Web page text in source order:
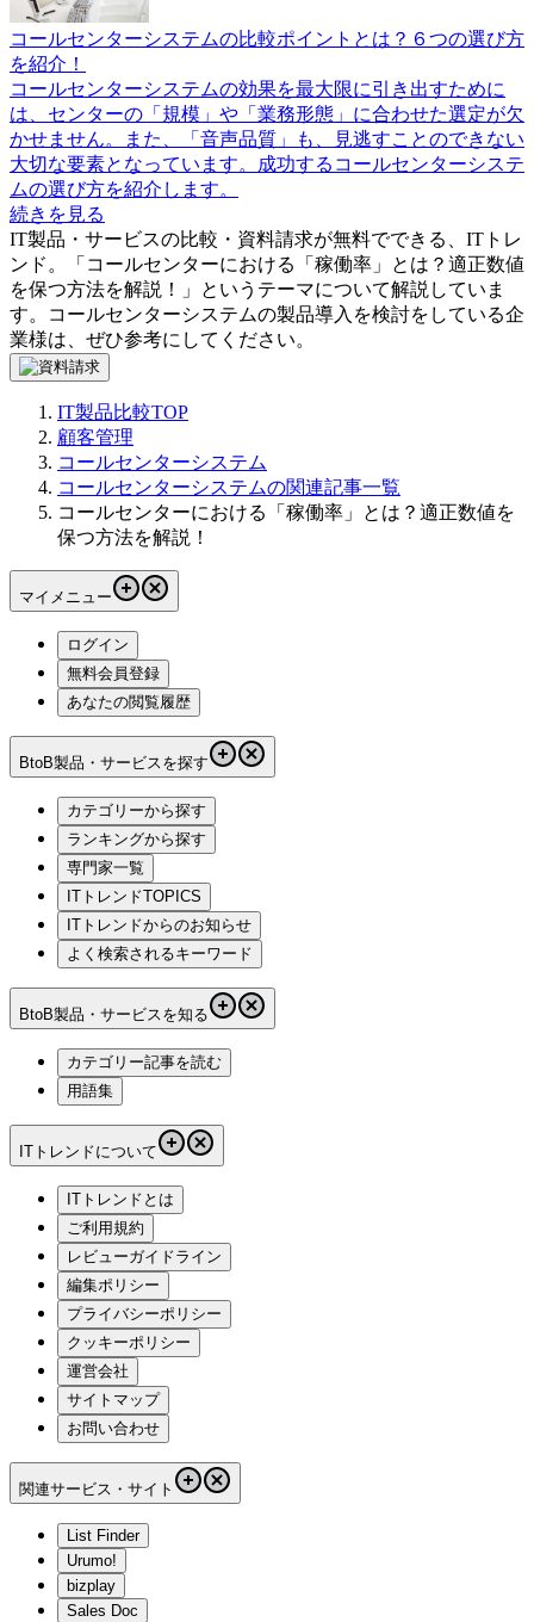
コールセンターシステムの比較ポイントとは？６つの選び方
を紹介！
コールセンターシステムの効果を最大限に引き出すために
は、センターの「規模」や「業務形態」に合わせた選定が欠
かせません。また、「音声品質」も、見逃すことのできない
大切な要素となっています。成功するコールセンターシステ
ムの選び方を紹介します。
続きを見る
IT製品・サービスの比較・資料請求が無料でできる、ITトレ
ンド。「 コールセンターにおける「稼働率」とは？適正数値
を保つ方法を解説！
」というテーマについて解説していま
す。
コールセンターシステムの製品導入を検討をしている企
業様は、ぜひ参考にしてください。
IT製品比較TOP
顧客管理
コールセンターシステム
コールセンターシステムの関連記事一覧
コールセンターにおける「稼働率」とは？適正数値を
保つ方法を解説！
マイメニュー
ログイン
無料会員登録
あなたの閲覧履歴
BtoB製品・サービスを探す
カテゴリーから探す
ランキングから探す
専門家一覧
ITトレンドTOPICS
ITトレンドからのお知らせ
よく検索されるキーワード
BtoB製品・サービスを知る
カテゴリー記事を読む
用語集
ITトレンドについて
ITトレンドとは
ご利用規約
レビューガイドライン
編集ポリシー
プライバシーポリシー
クッキーポリシー
運営会社
サイトマップ
お問い合わせ
関連サービス・サイト
List Finder
Urumo!
bizplay
Sales Doc